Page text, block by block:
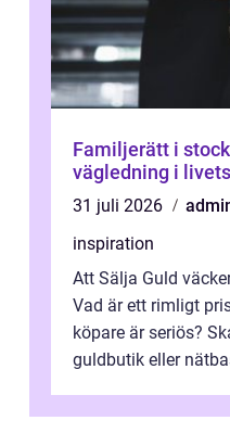
Familjerätt i
vägledning i
31 juli 2026
inspiration
Att Sälja Guld
Vad är ett rimligt
köpare är seriös?
guldbutik eller